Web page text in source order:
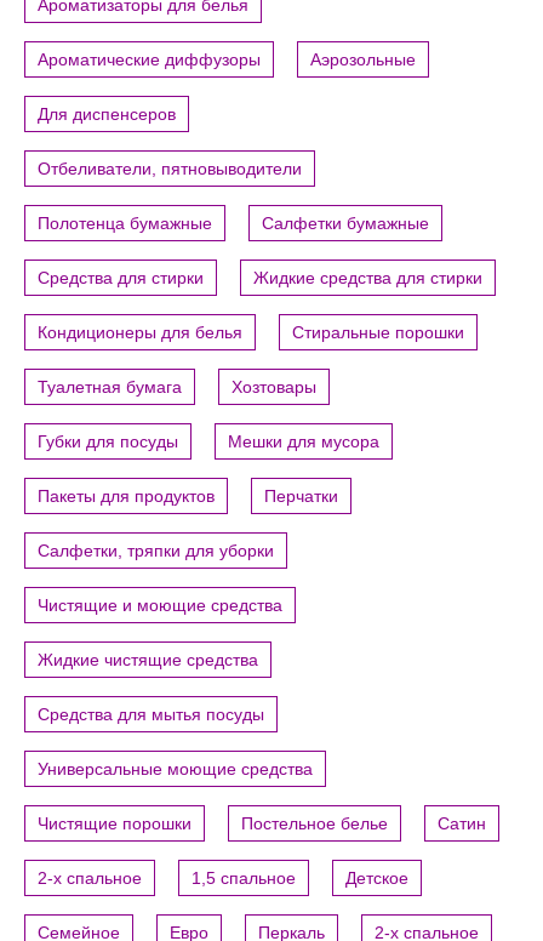
Ароматизаторы для белья
Ароматические диффузоры Аэрозольные
Для диспенсеров
Отбеливатели, пятновыводители
Полотенца бумажные Салфетки бумажные
Средства для стирки Жидкие средства для стирки
Кондиционеры для белья Стиральные порошки
Туалетная бумага Хозтовары
Губки для посуды Мешки для мусора
Пакеты для продуктов Перчатки
Салфетки, тряпки для уборки
Чистящие и моющие средства
Жидкие чистящие средства
Средства для мытья посуды
Универсальные моющие средства
Чистящие порошки Постельное белье Сатин
2-х спальное 1,5 спальное Детское
Семейное Евро Перкаль 2-х спальное